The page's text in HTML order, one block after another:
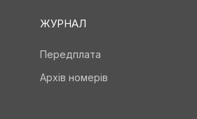
ЖУРНАЛ
Передплата
Архів номерів